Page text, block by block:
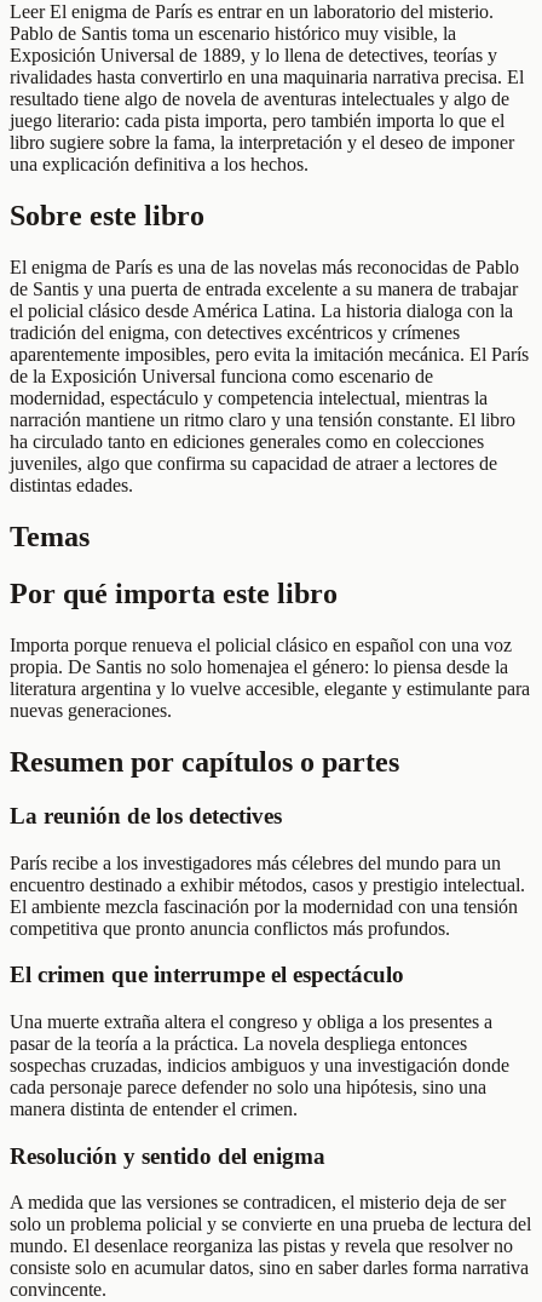
Leer El enigma de París es entrar en un laboratorio del misterio.
Pablo de Santis toma un escenario histórico muy visible, la
Exposición Universal de 1889, y lo llena de detectives, teorías y
rivalidades hasta convertirlo en una maquinaria narrativa precisa. El
resultado tiene algo de novela de aventuras intelectuales y algo de
juego literario: cada pista importa, pero también importa lo que el
libro sugiere sobre la fama, la interpretación y el deseo de imponer
una explicación definitiva a los hechos.
Sobre este libro
El enigma de París es una de las novelas más reconocidas de Pablo
de Santis y una puerta de entrada excelente a su manera de trabajar
el policial clásico desde América Latina. La historia dialoga con la
tradición del enigma, con detectives excéntricos y crímenes
aparentemente imposibles, pero evita la imitación mecánica. El París
de la Exposición Universal funciona como escenario de
modernidad, espectáculo y competencia intelectual, mientras la
narración mantiene un ritmo claro y una tensión constante. El libro
ha circulado tanto en ediciones generales como en colecciones
juveniles, algo que confirma su capacidad de atraer a lectores de
distintas edades.
Temas
Por qué importa este libro
Importa porque renueva el policial clásico en español con una voz
propia. De Santis no solo homenajea el género: lo piensa desde la
literatura argentina y lo vuelve accesible, elegante y estimulante para
nuevas generaciones.
Resumen por capítulos o partes
La reunión de los detectives
París recibe a los investigadores más célebres del mundo para un
encuentro destinado a exhibir métodos, casos y prestigio intelectual.
El ambiente mezcla fascinación por la modernidad con una tensión
competitiva que pronto anuncia conflictos más profundos.
El crimen que interrumpe el espectáculo
Una muerte extraña altera el congreso y obliga a los presentes a
pasar de la teoría a la práctica. La novela despliega entonces
sospechas cruzadas, indicios ambiguos y una investigación donde
cada personaje parece defender no solo una hipótesis, sino una
manera distinta de entender el crimen.
Resolución y sentido del enigma
A medida que las versiones se contradicen, el misterio deja de ser
solo un problema policial y se convierte en una prueba de lectura del
mundo. El desenlace reorganiza las pistas y revela que resolver no
consiste solo en acumular datos, sino en saber darles forma narrativa
convincente.